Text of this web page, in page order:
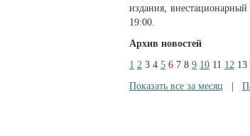
издания,
19:00.
Архив новостей
1 2 3 4 5 6 7 8 9 10 11 12 13
Показать все за месяц